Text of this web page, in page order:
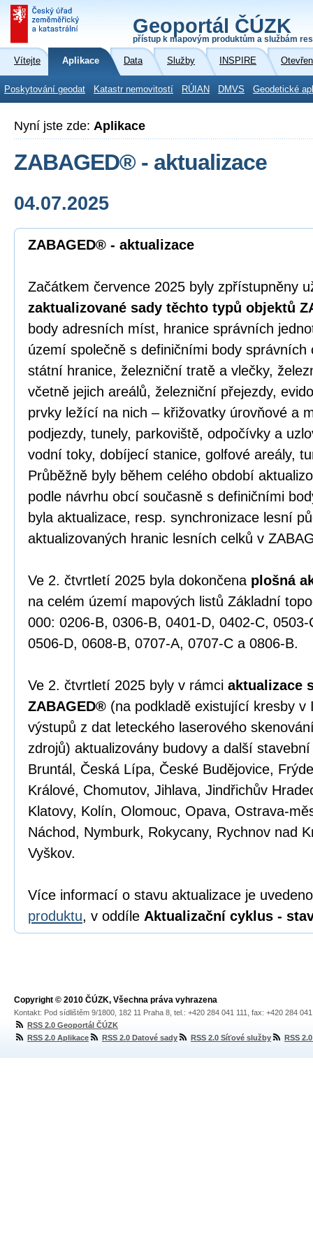
Geoportál ČÚZK
přístup k mapovým produktům a službám
Vítejte Aplikace Data Služby INSPIRE
Poskytování geodat Katastr nemovitostí RÚIAN DMVS Geodetické
Nyní jste zde: Aplikace
ZABAGED® - aktualizace
04.07.2025
ZABAGED® - aktualizace
Začátkem července 2025 byly zpřístupněny
zaktualizované sady těchto typů objektů
body adresních míst, hranice správních
území společně s definičními body správních
státní hranice, železniční tratě a vlečky,
včetně jejich areálů, železniční přejezdy,
prvky ležící na nich – křižovatky úrovňové a
podjezdy, tunely, parkoviště, odpočívky a
vodní toky, dobíjecí stanice, golfové areály,
Průběžně byly během celého období
podle návrhu obcí současně s definičními
byla aktualizace, resp. synchronizace lesní
aktualizovaných hranic lesních celků v
Ve 2. čtvrtletí 2025 byla dokončena plošná
na celém území mapových listů Základní
000: 0206-B, 0306-B, 0401-D, 0402-C,
0506-D, 0608-B, 0707-A, 0707-C a 0806-B.
Ve 2. čtvrtletí 2025 byly v rámci aktualizace
ZABAGED® (na podkladě existující kresby v
výstupů z dat leteckého laserového
zdrojů) aktualizovány budovy a další
Bruntál, Česká Lípa, České Budějovice,
Králové, Chomutov, Jihlava, Jindřichův
Klatovy, Kolín, Olomouc, Opava, Ostrava-
Náchod, Nymburk, Rokycany, Rychnov nad
Vyškov.
Více informací o stavu aktualizace je
produktu, v oddíle Aktualizační cyklus -
Copyright © 2010 ČÚZK, Všechna práva vyhrazena
Kontakt: Pod sídlištěm 9/1800, 182 11 Praha 8, tel.: +420 284 041 111, fax: +420 284
RSS 2.0 Geoportál ČÚZK
RSS 2.0 Aplikace
RSS 2.0 Datové sady RSS 2.0 Síťové služby RSS